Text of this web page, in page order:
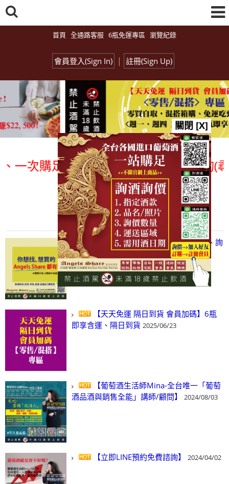
首頁 全通路客服 6瓶免運專區 瀏覽紀錄
會員登入(Sign In) | 註冊(Sign Up)
購足」各國進口酒類商品 專業詢(尋)
總覽-促銷&活動
all events
【凡酒問Angels Share】線上選酒、詢
(尋)酒、詢價、零售、批發，看這裡!
2024/03/01
【天天免運 隔日到貨 會員加碼】6瓶
即享含運、隔日到貨 2025/06/23
【葡萄酒生活師Mina-全台唯一「葡萄
酒品酒與銷售全能」講師/顧問】
2024/08/03
【立即LINE預約免費諮詢】 2024/04/02
關閉 [X]